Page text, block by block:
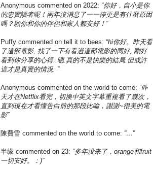
Anonymous commented on 2022: “你好，自小是你
的忠實讀者呢！兩年沒消息了一一停更是有什麼原因
嗎？願你和你的伴侶和家人都安好！”
Puffy commented on tell it to bees: “hi你好。昨天看
了這部電影, 找了一下有看過這部電影的同好, 剛好
看到你分享的心得..嗯.真的不是快樂的結局.但或許
這才是真實的情況. ”
Anonymous commented on the world to come: “昨
天才在Netflix看完，切換中英文字幕重複看了幾次，
直到現在才看懂告白前的那段比喻，謝謝~很美的電
影”
陳費雪 commented on the world to come: “…”
半缘 commented on 23: “多年没来了，orange和fruit
一切安好。：)”